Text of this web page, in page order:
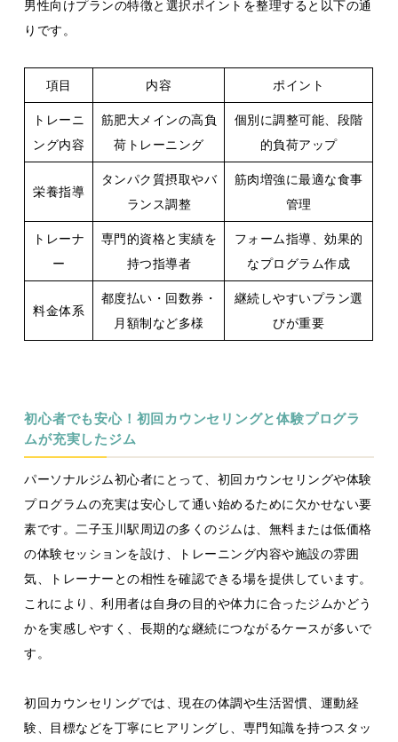
男性向けプランの特徴と選択ポイントを整理すると以下の通
りです。
項目 内容 ポイント
トレーニ
ング内容
筋肥大メインの高負
荷トレーニング
個別に調整可能、段階
的負荷アップ
栄養指導
タンパク質摂取やバ
ランス調整
筋肉増強に最適な食事
管理
トレーナ
ー
専門的資格と実績を
持つ指導者
フォーム指導、効果的
なプログラム作成
料金体系
都度払い・回数券・
月額制など多様
継続しやすいプラン選
びが重要
初心者でも安心！初回カウンセリングと体験プログラ
ムが充実したジム
パーソナルジム初心者にとって、初回カウンセリングや体験
プログラムの充実は安心して通い始めるために欠かせない要
素です。二子玉川駅周辺の多くのジムは、無料または低価格
の体験セッションを設け、トレーニング内容や施設の雰囲
気、トレーナーとの相性を確認できる場を提供しています。
これにより、利用者は自身の目的や体力に合ったジムかどう
かを実感しやすく、長期的な継続につながるケースが多いで
す。
初回カウンセリングでは、現在の体調や生活習慣、運動経
験、目標などを丁寧にヒアリングし、専門知識を持つスタッ